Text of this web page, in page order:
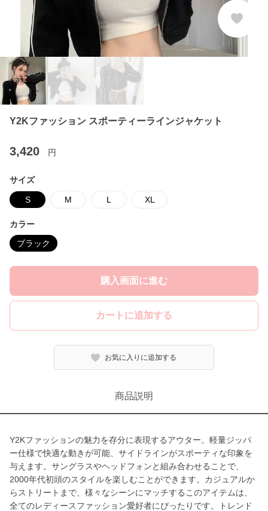
Y2Kファッション スポーティーラインジャケット
3,420 円
サイズ
S M L XL
カラー
ブラック
購入画面に進む
カートに追加する
お気に入りに追加する
商品説明
Y2Kファッションの魅力を存分に表現するアウター。軽量ジッパ
ー仕様で快適な動きが可能、サイドラインがスポーティな印象を
与えます。サングラスやヘッドフォンと組み合わせることで、
2000年代初頭のスタイルを楽しむことができます。カジュアルか
らストリートまで、様々なシーンにマッチするこのアイテムは、
全てのレディースファッション愛好者にぴったりです。トレンド